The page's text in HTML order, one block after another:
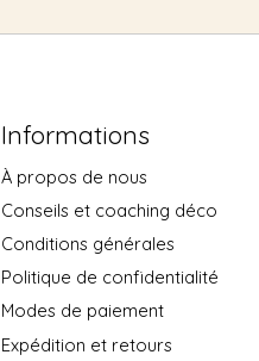
Informations
À propos de nous
Conseils et coaching déco
Conditions générales
Politique de confidentialité
Modes de paiement
Expédition et retours